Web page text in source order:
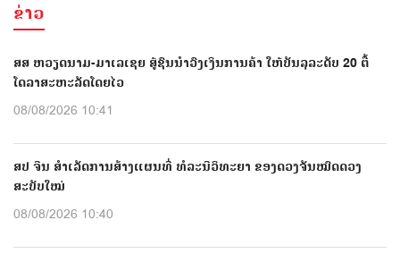
ຂ່າວ
ສສ ຫວຽດນາມ-ມາເລເຊຍ ສູ້ຊົນນຳວົງເງິນການຄ້າ ໃຫ້ບັນລຸລະດັບ 20 ຕື້
ໂດລາສະຫະລັດໂດຍໄວ
08/08/2026 10:41
ສປ ຈີນ ສຳເລັດການສ້າງແຜນທີ່ ທໍລະນີວິທະຍາ ຂອງດວງຈັນໝົດດວງ
ສະບັບໃໝ່
08/08/2026 10:40